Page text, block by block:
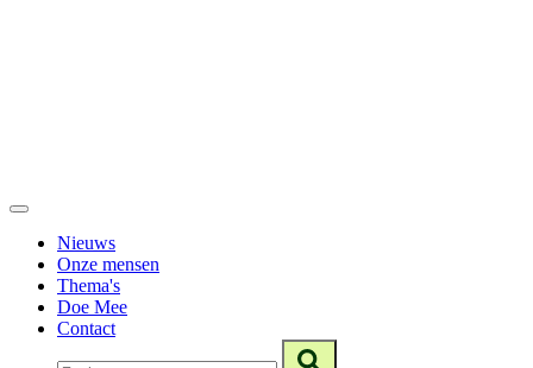
Nieuws
Onze mensen
Thema's
Doe Mee
Contact